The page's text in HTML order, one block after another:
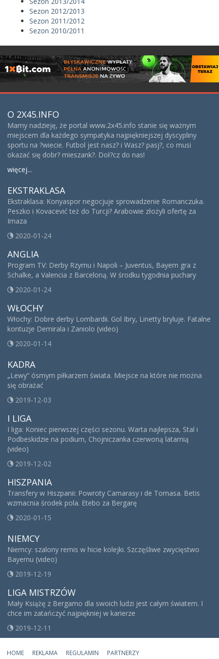
Sezon 2012/2013
Sezon 2011/2012
Sezon 2010/2011
O 2X45.INFO
Mamy nadzieję, że portal www.2x45.info stanie się ważnym
miejscem dla każdego sympatyka najpiękniejszej dyscypliny
sportu na ?wiecie. Futbol jest nasz? i Wasz? pasj?, co musi
okazać się dobr? mieszank?. Doł?cz do nas!
więcej...
EKSTRAKLASA
Ekstraklasa: Konyaspor negocjuje sprowadzenie Romanczuka.
Peszko i Kovacević też do Turcji? Arabowie złożyli ofertę za
Imaza
2020-01-24
ANGLIA
Program TV: Derby Rzymu i Napoli – Juventus, Bayern gra z
Schalke, a Valencia z Barceloną. W środku tygodnia puchary
2020-01-24
WŁOCHY
Włochy: Dobre derby Lombardii. Gol Ibry, Linetty bryluje. Fatalne
kontuzje Demirala i Zaniolo (video)
2020-01-14
KADRA
„Lewy” ósmym piłkarzem świata. Miejsce na które nie można
się obrażać
2019-12-03
I LIGA
I liga: Koniec pierwszej części sezonu. Warta najlepsza, Stal i
Podbeskidzie na podium, Chojniczanka czerwoną latarnią
(video)
2019-12-02
HISZPANIA
Transfery w Hiszpanii: Powroty Camarasy i de Tomasa. Betis
wzmacnia środek pola. Etebo za Bergarę
2020-01-15
NIEMCY
Niemcy: szalony remis w hicie kolejki. Szczęśliwe zwycięstwo
Bayernu (video)
2019-12-19
LIGA MISTRZÓW
Mały Książę z Bergamo dla swoich ludzi jest całym światem. I
chce im zatańczyć najpiękniej w karierze
2019-12-11
HOME REKLAMA REGULAMIN PARTNERZY